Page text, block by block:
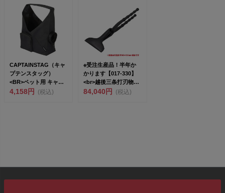
CAPTAINSTAG（キャ
プテンスタッグ）
<BR>ペット用 キャリ
ーバ...
4,158円 (税込)
※受注生産品！半年か
かります【017-330】
<br>越後三条打刃物
東...
84,040円 (税込)